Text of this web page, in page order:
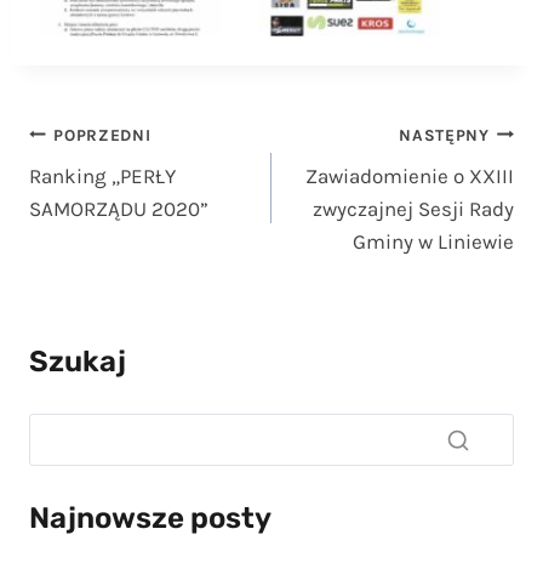
Nawigacja
wpisu
POPRZEDNI
Ranking „PERŁY
SAMORZĄDU 2020”
NASTĘPNY
Zawiadomienie o XXIII
zwyczajnej Sesji Rady
Gminy w Liniewie
Szukaj
Najnowsze posty